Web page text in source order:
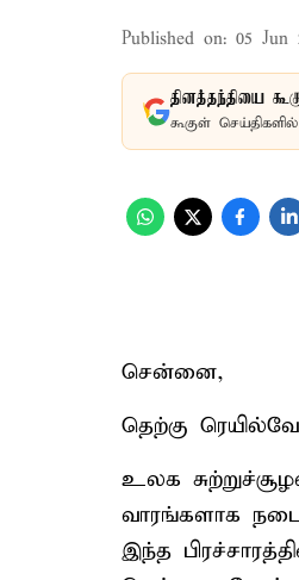
Published on: 05 Jun
தினத்தந்தியை
கூகுள்
சென்னை,
தெற்கு ரெயில்வே
உலக
வாரங்களாக
இந்த